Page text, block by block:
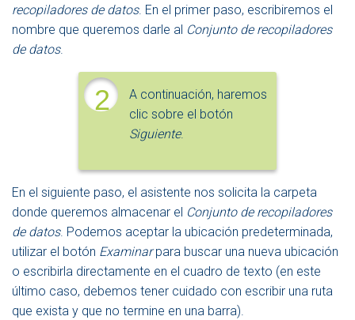
recopiladores de datos. En el primer paso, escribiremos el
nombre que queremos darle al Conjunto de recopiladores
de datos.
2
A continuación, haremos
clic sobre el botón
Siguiente.
En el siguiente paso, el asistente nos solicita la carpeta
donde queremos almacenar el Conjunto de recopiladores
de datos. Podemos aceptar la ubicación predeterminada,
utilizar el botón Examinarpara buscar una nueva ubicación
o escribirla directamente en el cuadro de texto (en este
último caso, debemos tener cuidado con escribir una ruta
que exista y que no termine en una barra).